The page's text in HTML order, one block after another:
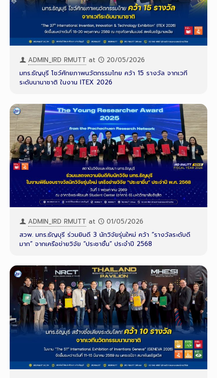
ADMIN_IRD RMUTT at
20/05/2026
มทร.ธัญบุรี โชว์ศักยภาพนวัตกรรมไทย คว้า 15 รางวัล จากเวที
ระดับนานาชาติ ในงาน ITEX 2026
ADMIN_IRD RMUTT at
01/05/2026
สวพ. มทร.ธัญบุรี ร่วมยินดี 3 นักวิจัยรุ่นใหม่ คว้า “รางวัลระดับดี
มาก” จากเครือข่ายวิจัย “ประชาชื่น” ประจำปี 2568